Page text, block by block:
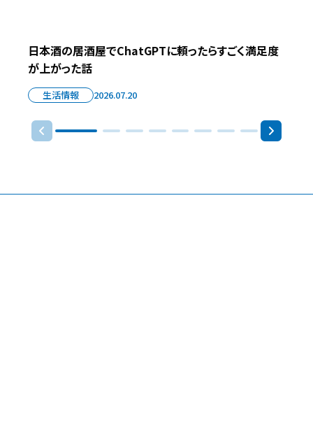
日本酒の居酒屋でChatGPTに頼ったらすごく満足度
が上がった話
生活情報 2026.07.20